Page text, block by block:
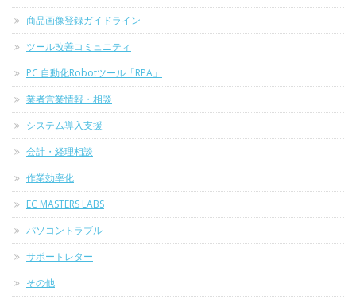
商品画像登録ガイドライン
ツール改善コミュニティ
PC 自動化Robotツール「RPA」
業者営業情報・相談
システム導入支援
会計・経理相談
作業効率化
EC MASTERS LABS
パソコントラブル
サポートレター
その他